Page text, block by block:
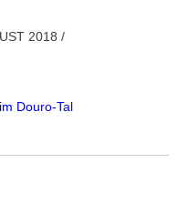
2018 /